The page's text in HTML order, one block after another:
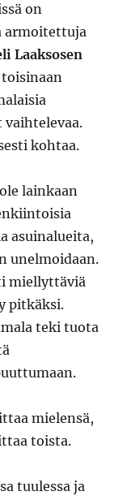
on
armoitettuja
Laaksosen
vaihtelevaa.
kohtaa.
lainkaan
asuinalueita,
unelmoidaan.
miellyttäviä
pitkäksi.
teki tuota
mielensä,
toista.
tuulessa ja